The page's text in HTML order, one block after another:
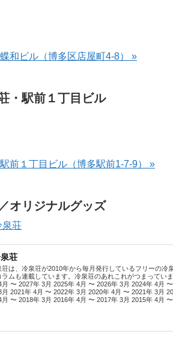
和ビル（博多区店屋町4-8） »
・駅前１丁目ビル
前１丁目ビル（博多駅前1-7-9） »
オリジナルグッズ
泉荘
荘
荘は、冷泉荘が2010年から毎月発行しているフリーの
ラムも連載しています。冷泉荘のあれこれがつまってい
月 〜 2027年 3月 2025年 4月 〜 2026年 3月 2024年 4月
月 2021年 4月 〜 2022年 3月 2020年 4月 〜 2021年 3月
月 〜 2018年 3月 2016年 4月 〜 2017年 3月 2015年 4月